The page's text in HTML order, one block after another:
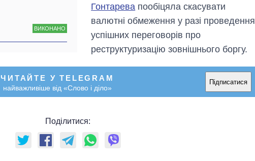
ВИКОНАНО
Гонтарева пообіцяла скасувати
валютні обмеження у разі проведення
успішних переговорів про
реструктуризацію зовнішнього боргу.
ЧИТАЙТЕ У TELEGRAM
найважливіше від «Слово і діло»
Підписатися
Поділитися: